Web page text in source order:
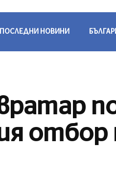
ПОСЛЕДНИ НОВИНИ
отбор